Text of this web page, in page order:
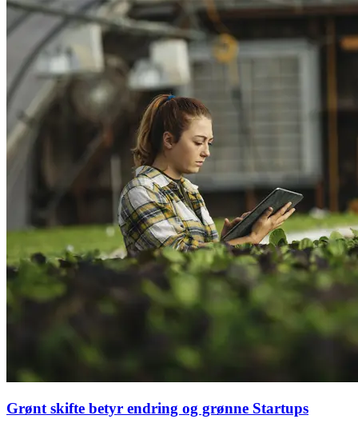
Grønt skifte betyr endring og grønne Startups